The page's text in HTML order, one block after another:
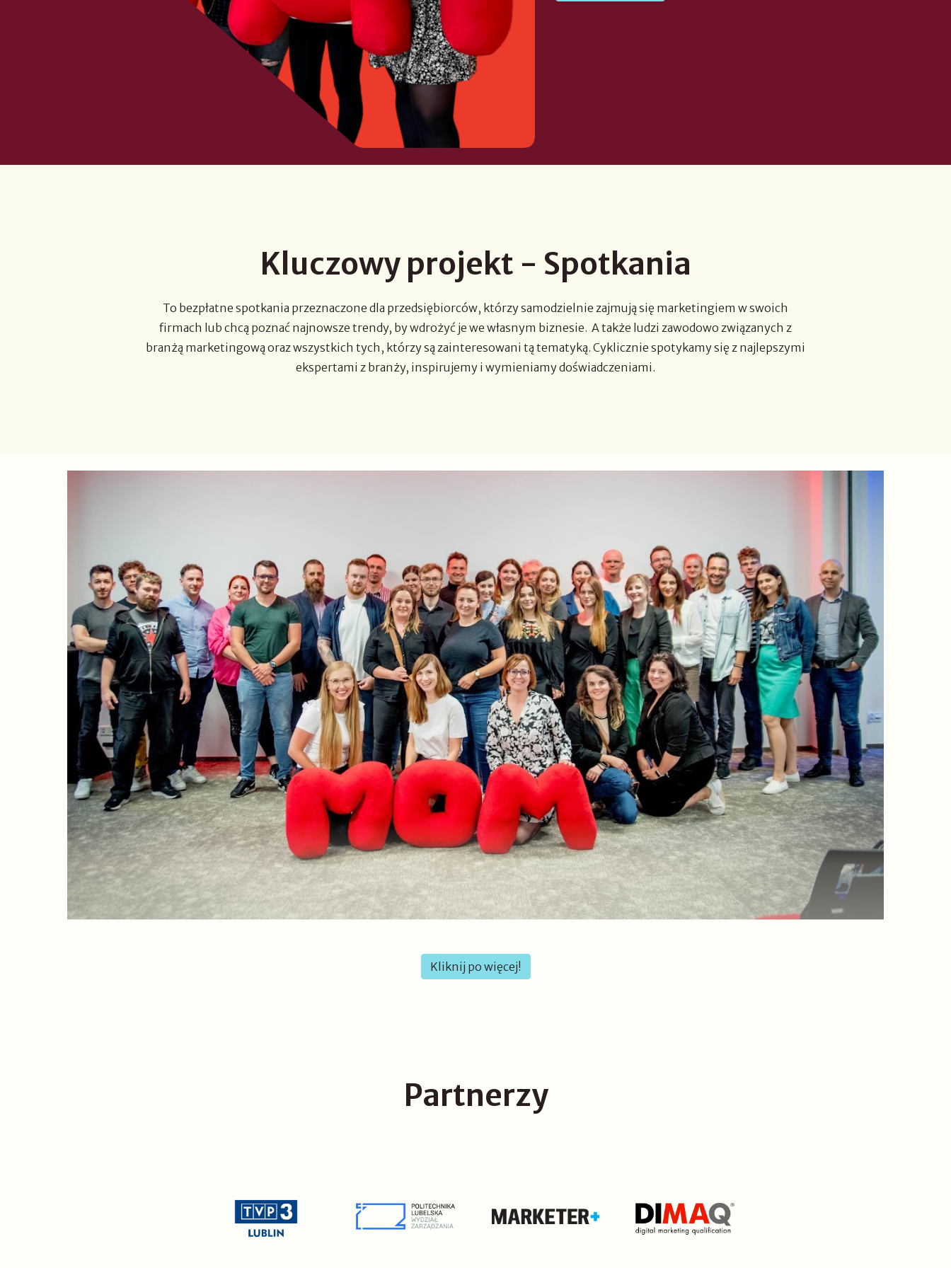
Kluczowy projekt - Spotkania
To bezpłatne spotkania przeznaczone dla przedsiębiorców, którzy samodzielnie zajmują się marketingiem w swoich
firmach lub chcą poznać najnowsze trendy, by wdrożyć je we własnym biznesie. A także ludzi zawodowo związanych z
branżą marketingową oraz wszystkich tych, którzy są zainteresowani tą tematyką. Cyklicznie spotykamy się z najlepszymi
ekspertami z branży, inspirujemy i wymieniamy doświadczeniami.
Kliknij po więcej!
Partnerzy